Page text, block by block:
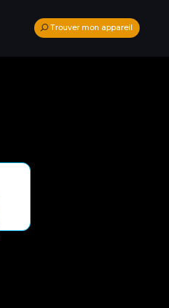
Trouver mon appareil